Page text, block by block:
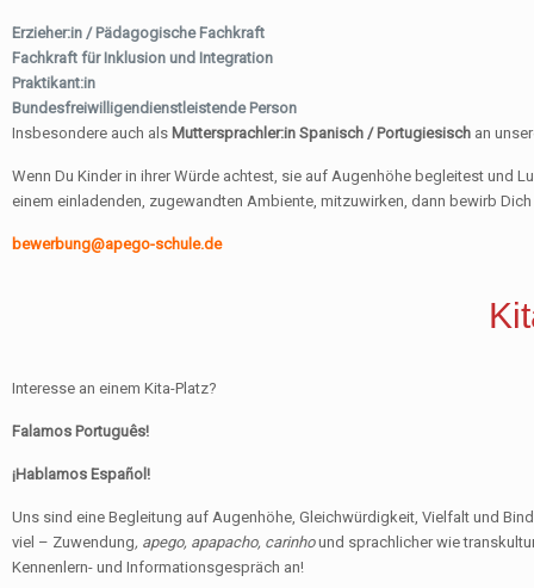
Erzieher:in / Pädagogische Fachkraft
Fachkraft für Inklusion und Integration
Praktikant:in
Bundesfreiwilligendienstleistende Person
Insbesondere auch als Muttersprachler:in Spanisch / Portugiesisch an
Wenn Du Kinder in ihrer Würde achtest, sie auf Augenhöhe begleitest und
einem einladenden, zugewandten Ambiente, mitzuwirken, dann bewirb Dich
bewerbung@apego-schule.de
Interesse an einem Kita-Platz?
Falamos Português!
¡Hablamos Español!
Uns sind eine Begleitung auf Augenhöhe, Gleichwürdigkeit, Vielfalt und
viel – Zuwendung, apego, apapacho, carinhound sprachlicher wie
Kennenlern- und Informationsgespräch an!